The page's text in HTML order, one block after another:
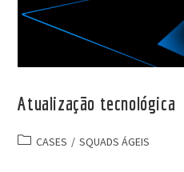
Atualização tecnológica
CASES / SQUADS ÁGEIS